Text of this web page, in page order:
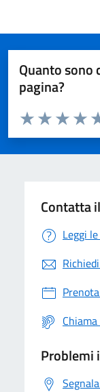
Quanto sono
pagina?
Valuta da 1 a 5 stelle
Valuta 3
Valuta 2
Valuta 1 stelle
Contatta
Leggi
Problemi